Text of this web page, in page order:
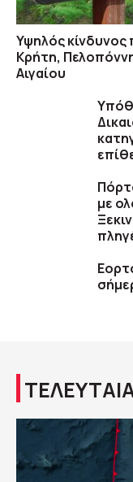
Υψηλός κίνδυνος
Κρήτη,
Αιγαίου
με